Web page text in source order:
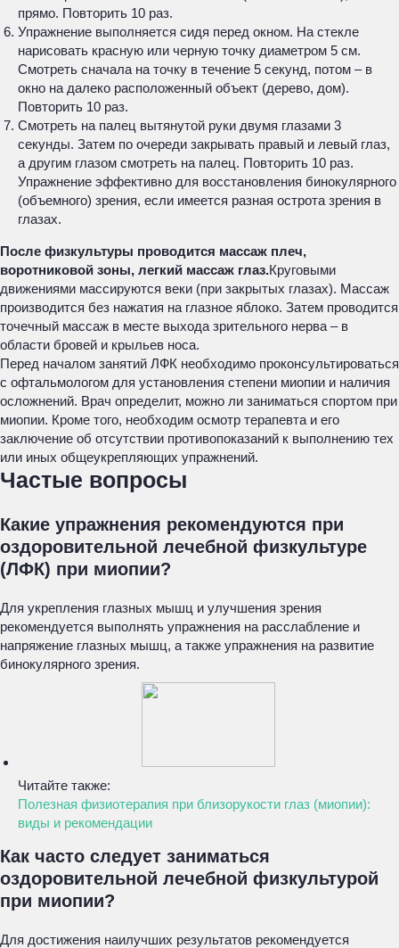
прямо. Повторить 10 раз.
Упражнение выполняется сидя перед окном. На стекле
нарисовать красную или черную точку диаметром 5 см.
Смотреть сначала на точку в течение 5 секунд, потом – в
окно на далеко расположенный объект (дерево, дом).
Повторить 10 раз.
Смотреть на палец вытянутой руки двумя глазами 3
секунды. Затем по очереди закрывать правый и левый глаз,
а другим глазом смотреть на палец. Повторить 10 раз.
Упражнение эффективно для восстановления бинокулярного
(объемного) зрения, если имеется разная острота зрения в
глазах.
После физкультуры проводится массаж плеч,
воротниковой зоны, легкий массаж глаз.Круговыми
движениями массируются веки (при закрытых глазах). Массаж
производится без нажатия на глазное яблоко. Затем проводится
точечный массаж в месте выхода зрительного нерва – в
области бровей и крыльев носа.
Перед началом занятий ЛФК необходимо проконсультироваться
с офтальмологом для установления степени миопии и наличия
осложнений. Врач определит, можно ли заниматься спортом при
миопии. Кроме того, необходим осмотр терапевта и его
заключение об отсутствии противопоказаний к выполнению тех
или иных общеукрепляющих упражнений.
Частые вопросы
Какие упражнения рекомендуются при
оздоровительной лечебной физкультуре
(ЛФК) при миопии?
Для укрепления глазных мышц и улучшения зрения
рекомендуется выполнять упражнения на расслабление и
напряжение глазных мышц, а также упражнения на развитие
бинокулярного зрения.
Читайте также:
Полезная физиотерапия при близорукости глаз (миопии):
виды и рекомендации
Как часто следует заниматься
оздоровительной лечебной физкультурой
при миопии?
Для достижения наилучших результатов рекомендуется